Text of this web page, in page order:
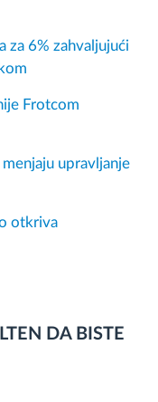
za 6% zahvaljujući
Frotcom
upravljanje
otkriva
DA BISTE